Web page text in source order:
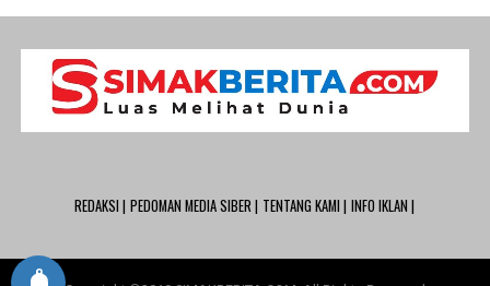
REDAKSI | PEDOMAN MEDIA SIBER | TENTANG KAMI | INFO IKLAN |